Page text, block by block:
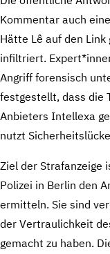
Kommentar auch
Hätte Lê auf den
infiltriert.
Angriff forensisch
festgestellt, dass die
Anbieters Intellexa
nutzt
Ziel der Strafanzeige
Polizei in Berlin den
ermitteln. Sie sind
der Vertraulichkeit
gemacht zu haben.